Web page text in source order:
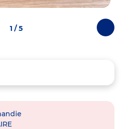
Photos
suivantes
1 / 5